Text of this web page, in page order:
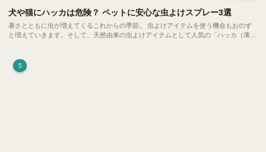
犬や猫にハッカは危険？ ペットに安心な虫よけスプレー3選
暑さとともに虫が増えてくるこれからの季節。 虫よけアイテムを使う機会もおのず
と増えていきます。そして、天然由来の虫よけアイテムとして人気の「ハッカ（薄
5